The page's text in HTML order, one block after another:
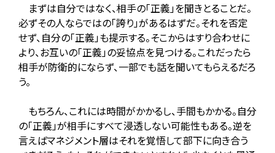
まずは自分ではなく、相手の「正義」を聞きとることだ。
必ずその人ならではの「誇り」があるはずだ。それを否定
せず、自分の「正義」も提示する。そこからはすり合わせに
より、お互いの「正義」の妥協点を見つける。これだったら
相手が防衛的にならず、一部でも話を聞いてもらえるだろ
う。
もちろん、これには時間がかかるし、手間もかかる。自分
の「正義」が相手にすべて浸透しない可能性もある。逆を
言えばマネジメント層はそれを覚悟して部下に向き合う